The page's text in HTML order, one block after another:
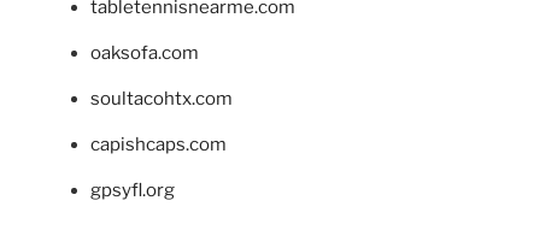
tabletennisnearme.com
oaksofa.com
soultacohtx.com
capishcaps.com
gpsyfl.org